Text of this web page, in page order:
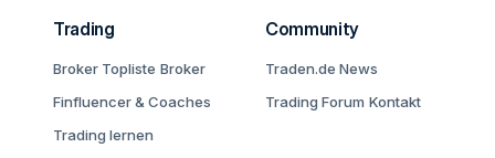
Trading
Broker Topliste Broker
Finfluencer & Coaches
Trading lernen
Community
Traden.de News
Trading Forum Kontakt